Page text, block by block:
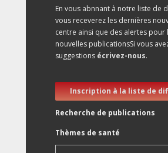
En vous abnnant à notre liste de
vous receverez les dernières
centre ainsi que des alertes pour
nouvelles publicationsSi vous
suggestions écrivez-nous.
Inscription à la liste de
Recherche de publications
Thèmes de santé